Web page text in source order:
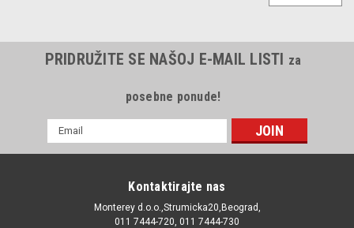
PRIDRUŽITE SE NAŠOJ E-MAIL LISTI za
posebne ponude!
mail
Kontaktirajte nas
Monterey d.o.o.,Strumicka20,Beograd,
011 7444-720, 011 7444-730